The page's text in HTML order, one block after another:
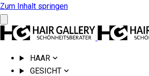
Zum Inhalt springen
HAAR
GESICHT